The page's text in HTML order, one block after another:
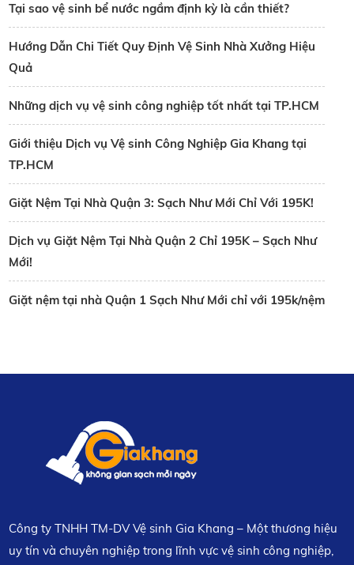
Tại sao vệ sinh bể nước ngầm định kỳ là cần thiết?
Hướng Dẫn Chi Tiết Quy Định Vệ Sinh Nhà Xưởng Hiệu
Quả
Những dịch vụ vệ sinh công nghiệp tốt nhất tại TP.HCM
Giới thiệu Dịch vụ Vệ sinh Công Nghiệp Gia Khang tại
TP.HCM
Giặt Nệm Tại Nhà Quận 3: Sạch Như Mới Chỉ Với 195K!
Dịch vụ Giặt Nệm Tại Nhà Quận 2 Chỉ 195K – Sạch Như
Mới!
Giặt nệm tại nhà Quận 1 Sạch Như Mới chỉ với 195k/nệm
Công ty TNHH TM-DV Vệ sinh Gia Khang – Một thương hiệu
uy tín và chuyên nghiệp trong lĩnh vực vệ sinh công nghiệp,